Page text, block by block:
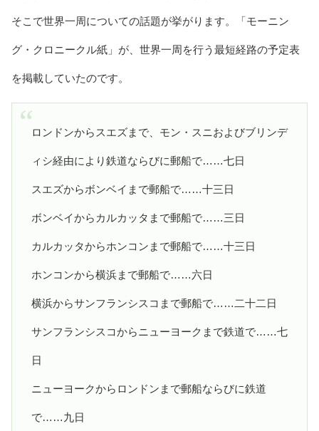
そこで世界一周についての話題が挙がります。「モーニン
グ・クロニークル紙」が、世界一周を行う最短経路の予定表
を掲載していたのです。
ロンドンからスエズまで、モン・スニおよびブリンデ
ィシ経由により鉄道ならびに郵船で……七日
スエズからボンベイまで郵船で……十三日
ボンベイからカルカッタまで郵船で……三日
カルカッタからホンコンまで郵船で……十三日
ホンコンから横浜まで郵船で……六日
横浜からサンフランシスコまで郵船で……二十二日
サンフランシスコからニューヨークまで鉄道で……七
日
ニューヨークからロンドンまで郵船ならびに鉄道
で……九日